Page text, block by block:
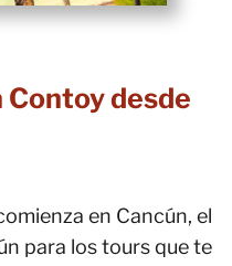
Contoy desde
en Cancún, el
para los tours que te